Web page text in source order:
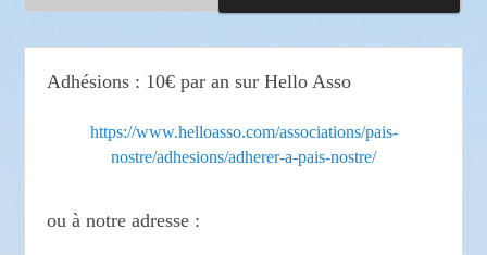
Adhésions : 10€ par an sur Hello Asso
https://www.helloasso.com/associations/pais-
nostre/adhesions/adherer-a-pais-nostre/
ou à notre adresse :